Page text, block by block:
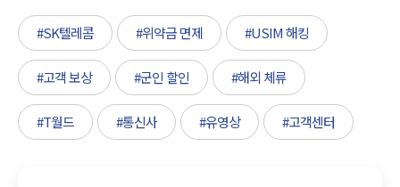
#SK텔레콤 #위약금 면제 #USIM 해킹
#고객 보상 #군인 할인 #해외 체류
#T월드 #통신사 #유영상 #고객센터